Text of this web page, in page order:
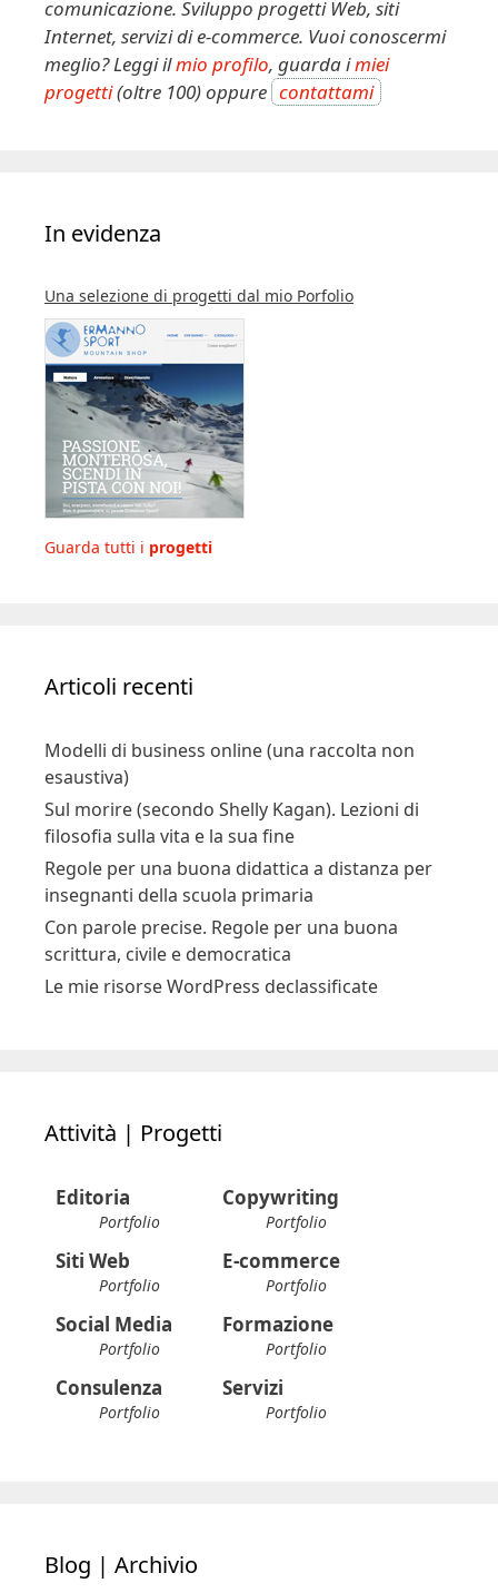
comunicazione. Sviluppo progetti Web, siti
Internet, servizi di e-commerce. Vuoi conoscermi
meglio? Leggi ilmio profilo, guarda imiei
progetti(oltre 100) oppure contattami
In evidenza
Una selezione di progetti dal mio Porfolio
Guarda tutti i progetti
Articoli recenti
Modelli di business online (una raccolta non
esaustiva)
Sul morire (secondo Shelly Kagan). Lezioni di
filosofia sulla vita e la sua fine
Regole per una buona didattica a distanza per
insegnanti della scuola primaria
Con parole precise. Regole per una buona
scrittura, civile e democratica
Le mie risorse WordPress declassificate
Attività | Progetti
Editoria
Portfolio
Copywriting
Portfolio
Siti Web
Portfolio
E-commerce
Portfolio
Social Media
Portfolio
Formazione
Portfolio
Consulenza
Portfolio
Servizi
Portfolio
Blog | Archivio